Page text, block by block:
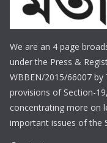
We are an 4 page
under the Press &
WBBEN/2015/66007
provisions of Section-
concentrating more on
important issues of the